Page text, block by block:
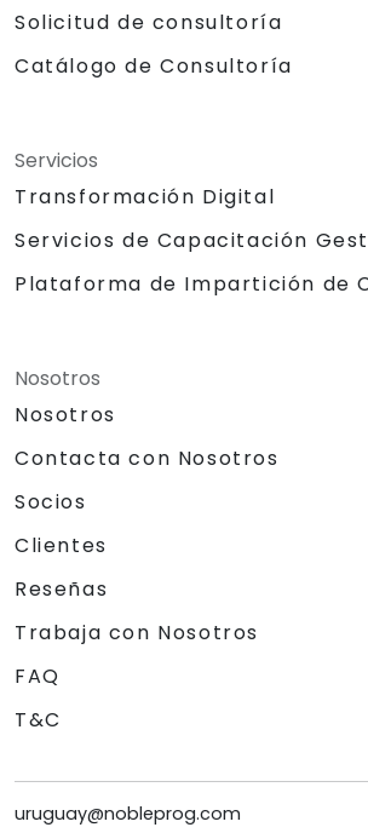
Solicitud de consultoría
Catálogo de Consultoría
Servicios
Transformación Digital
Servicios de Capacitación
Plataforma de Impartición de
Nosotros
Nosotros
Contacta con Nosotros
Socios
Clientes
Reseñas
Trabaja con Nosotros
FAQ
T&C
uruguay@nobleprog.com